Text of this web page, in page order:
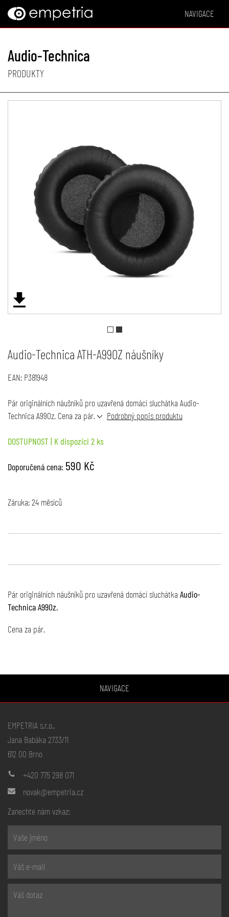
NAVIGACE
Audio-Technica
PRODUKTY
Audio-Technica ATH-A990Z náušníky
EAN:P381948
Pár originálních náušníků pro uzavřená domácí sluchátka Audio-
Technica A990z. Cena za pár.
Podrobný popis produktu
DOSTUPNOST | K dispozici 2 ks
Doporučená cena: 590 Kč
Záruka: 24 měsíců
Pár originálních náušníků pro uzavřená domácí sluchátka Audio-
Technica A990z.
Cena za pár.
NAVIGACE
EMPETRIA s.r.o.,
Jana Babáka 2733/11
612 00 Brno
+420 775 298 071
novak@empetria.cz
Zanechte nám vzkaz: